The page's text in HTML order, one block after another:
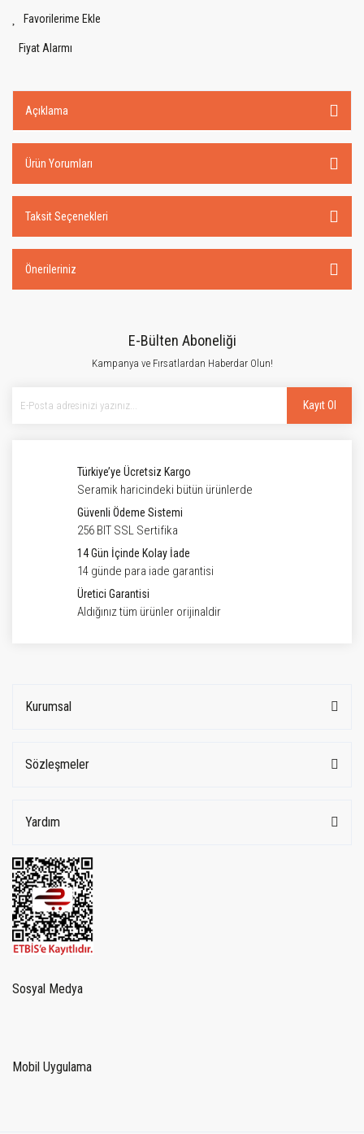
Fiyat Alarmı
Açıklama
Ürün Yorumları
Taksit Seçenekleri
Önerileriniz
E-Bülten Aboneliği
Kampanya ve Fırsatlardan Haberdar Olun!
Kayıt Ol
Türkiye’ye Ücretsiz Kargo
Seramik haricindeki bütün ürünlerde
Güvenli Ödeme Sistemi
256 BIT SSL Sertifika
14 Gün İçinde Kolay İade
14 günde para iade garantisi
Üretici Garantisi
Aldığınız tüm ürünler orijinaldir
Kurumsal
Sözleşmeler
Yardım
Sosyal Medya
Mobil Uygulama